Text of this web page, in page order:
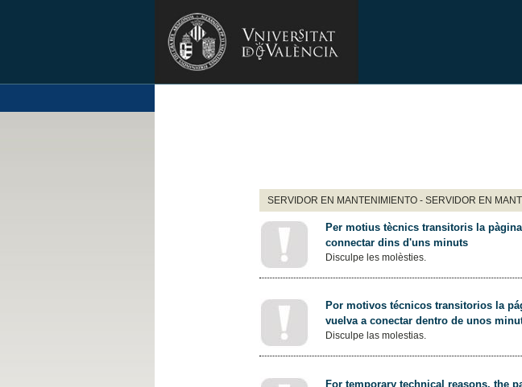
SERVIDOR EN MANTENIMIENTO - SERVIDOR EN
Per motius tècnics transitoris la
connectar dins d'uns minuts
Disculpe les molèsties.
Por motivos técnicos transitorios la
vuelva a conectar dentro de unos
Disculpe las molestias.
For temporary technical reasons, the